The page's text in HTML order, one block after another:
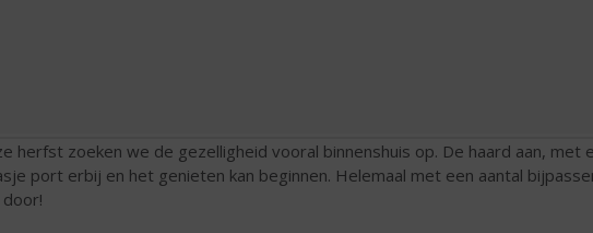
herfst zoeken we de gezelligheid vooral binnenshuis op. De haard aan, met
port erbij en het genieten kan beginnen. Helemaal met een aantal